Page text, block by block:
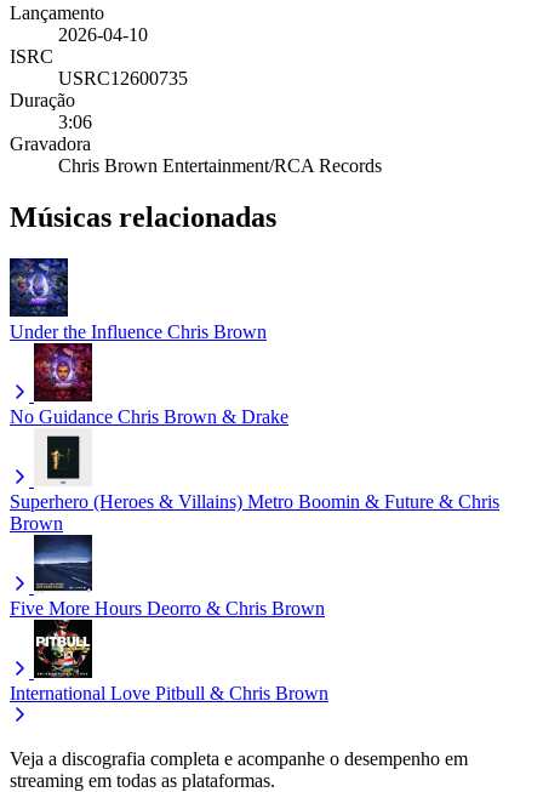
Lançamento
2026-04-10
ISRC
USRC12600735
Duração
3:06
Gravadora
Chris Brown Entertainment/RCA Records
Músicas relacionadas
Under the Influence Chris Brown
No Guidance Chris Brown & Drake
Superhero (Heroes & Villains) Metro Boomin & Future & Chris
Brown
Five More Hours Deorro & Chris Brown
International Love Pitbull & Chris Brown
Veja a discografia completa e acompanhe o desempenho em
streaming em todas as plataformas.